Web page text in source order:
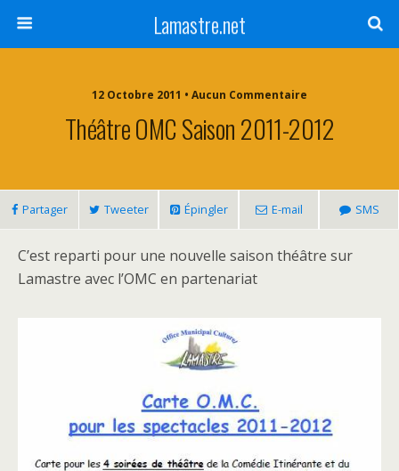
Lamastre.net
12 Octobre 2011 • Aucun Commentaire
Théâtre OMC Saison 2011-2012
Partager Tweeter Épingler E-mail SMS
C’est reparti pour une nouvelle saison théâtre sur
Lamastre avec l’OMC en partenariat